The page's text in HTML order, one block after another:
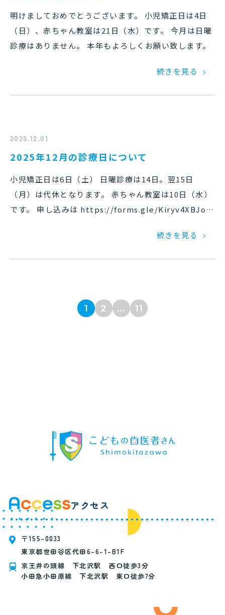
明けましておめでとうございます。 小児矯正日は4日
（日）、赤ちゃん教室は21日（水）です。 今月は日曜
診療はありません。 本年もよろしくお願い致します。
続きを見る
2025.12.01
2025年12月の診療日について
小児矯正日は6日（土） 日曜診療は14日。翌15日
（月）は代休となります。 赤ちゃん教室は10日（水）
です。 申し込みは https://forms.gle/Kiryv4XBJoy
続きを見る
1 2 … 11
アクセス
〒155-0033
東京都世田谷区代田6-6-1-B1F
京王井の頭線 下北沢駅 西口徒歩3分
小田急小田原線 下北沢駅 東口徒歩7分